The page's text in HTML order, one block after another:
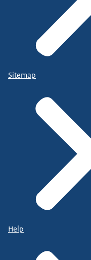
Sitemap
Help